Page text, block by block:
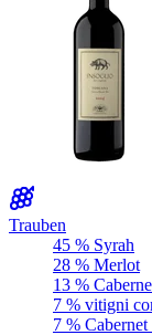
Trauben
45 % Syrah
28 % Merlot
13 %
7 % vitigni
7 %